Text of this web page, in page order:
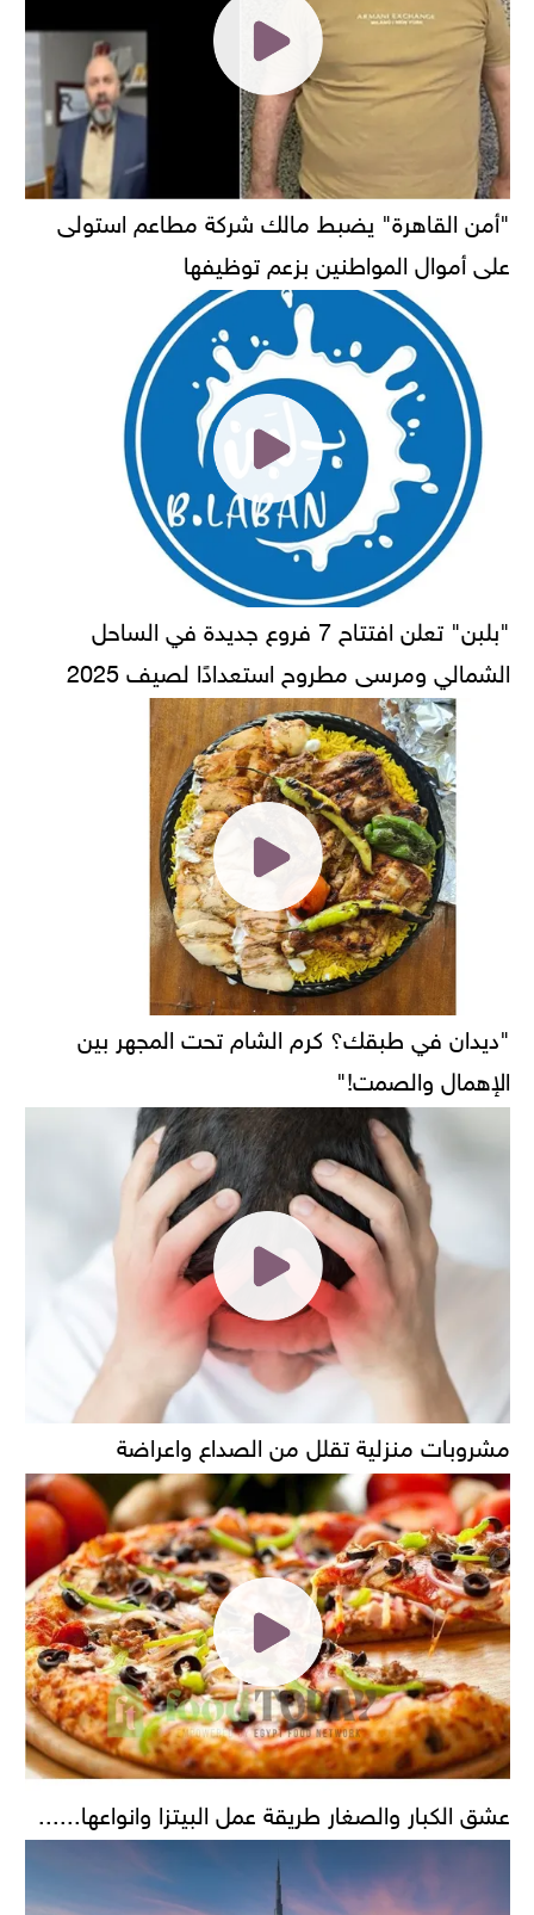
"أمن القاهرة" يضبط مالك شركة مطاعم استولى
على أموال المواطنين بزعم توظيفها
"بلبن" تعلن افتتاح 7 فروع جديدة في الساحل
الشمالي ومرسى مطروح استعدادًا لصيف 2025
"ديدان في طبقك؟ كرم الشام تحت المجهر بين
الإهمال والصمت!"
مشروبات منزلية تقلل من الصداع واعراضة
عشق الكبار والصغار طريقة عمل البيتزا وانواعها......